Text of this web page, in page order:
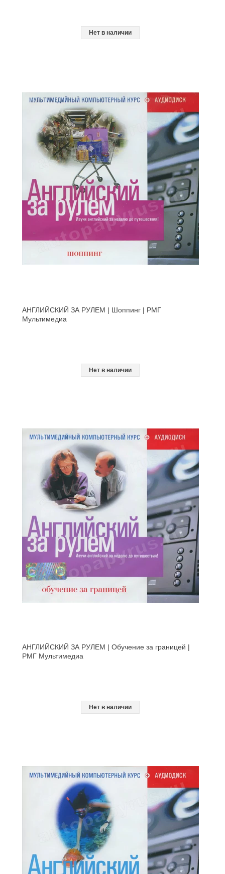
Нет в наличии
АНГЛИЙСКИЙ ЗА РУЛЕМ | Шоппинг | РМГ
Мультимедиа
Нет в наличии
АНГЛИЙСКИЙ ЗА РУЛЕМ | Обучение за границей |
РМГ Мультимедиа
Нет в наличии